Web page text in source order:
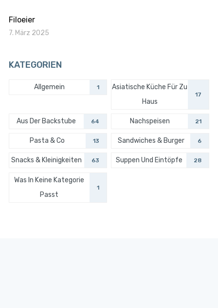
Filoeier
7. März 2025
KATEGORIEN
Allgemein 1
Asiatische Küche Für Zu
Haus
17
Aus Der Backstube 64 Nachspeisen 21
Pasta & Co 13 Sandwiches & Burger 6
Snacks & Kleinigkeiten 63 Suppen Und Eintöpfe 28
Was In Keine Kategorie
Passt
1